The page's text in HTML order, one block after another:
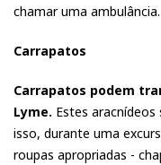
chamar uma ambulância.
Carrapatos
Carrapatos podem
Lyme. Estes
isso, durante uma
roupas apropriadas -